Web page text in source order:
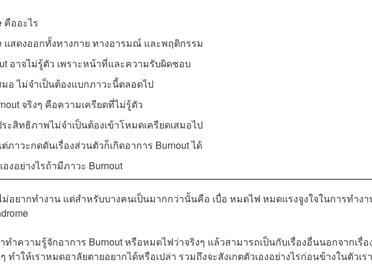
คืออะไร
แสดงออกทั้งทางกาย ทางอารมณ์ และพฤติกรรม
อาจไม่รู้ตัว เพราะหน้าที่และความรับผิดชอบ
มอ ไม่จำเป็นต้องแบกภาวะนี้ตลอดไป
จริงๆ คือความเครียดที่ไม่รู้ตัว
ะสิทธิภาพไม่จำเป็นต้องเข้าโหมดเครียดเสมอไป
ภาวะกดดันเรื่องส่วนตัวก็เกิดอาการ Burnout ได้
งอย่างไรถ้ามีภาวะ Burnout
อยากทำงาน แต่สำหรับบางคนเป็นมากกว่านั้นคือ เบื่อ หมดไฟ หมดแรงจูงใจในการทำง
ทำความรู้จักอาการ Burnout หรือหมดไฟว่าจริงๆ แล้วสามารถเป็นกับเรื่องอื่นนอกจากเรื่อ
ทำให้เราหมดอาลัยตายอยากได้หรือเปล่า รวมถึงจะสังเกตตัวเองอย่างไรก่อนข้างในตัวเร